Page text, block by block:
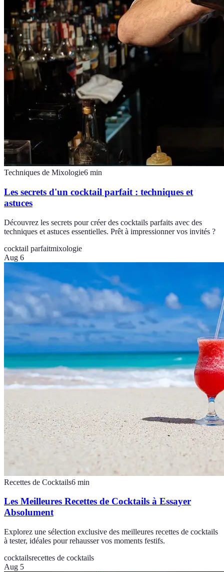
Techniques de Mixologie6 min
Les secrets d'un cocktail parfait : techniques et
astuces
Découvrez les secrets pour créer des cocktails parfaits avec des
techniques et astuces essentielles. Prêt à impressionner vos invités ?
cocktail parfaitmixologie
Aug 6
Recettes de Cocktails6 min
Les Meilleures Recettes de Cocktails à Essayer
Absolument
Explorez une sélection exclusive des meilleures recettes de cocktails
à tester, idéales pour rehausser vos moments festifs.
cocktailsrecettes de cocktails
Aug 5